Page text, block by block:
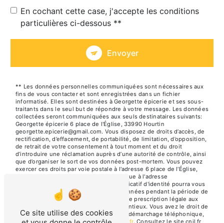
En cochant cette case, j'accepte les conditions
particulières ci-dessous **
Envoyer
** Les données personnelles communiquées sont nécessaires aux
fins de vous contacter et sont enregistrées dans un fichier
informatisé. Elles sont destinées à Georgette épicerie et ses sous-
traitants dans le seul but de répondre à votre message. Les données
collectées seront communiquées aux seuls destinataires suivants:
Georgette épicerie 6 place de l'Église, 33990 Hourtin
georgette.epicerie@gmail.com. Vous disposez de droits d’accès, de
rectification, d’effacement, de portabilité, de limitation, d’opposition,
de retrait de votre consentement à tout moment et du droit
d’introduire une réclamation auprès d’une autorité de contrôle, ainsi
que d’organiser le sort de vos données post-mortem. Vous pouvez
exercer ces droits par voie postale à l'adresse 6 place de l'Église,
33990 Hourtin ou par courrier électronique à l'adresse
georgette.epicerie@gmail.com. Un justificatif d'identité pourra vous
être demandé. Nous conservons vos données pendant la période de
prise de contact puis pendant la durée de prescription légale aux
fins probatoires et de gestion des contentieux. Vous avez le droit de
vous inscrire sur la liste d'opposition au démarchage téléphonique,
disponible à cette adresse:Bloctel.gouv.fr. Consultez le site cnil.fr
Ce site utilise des cookies